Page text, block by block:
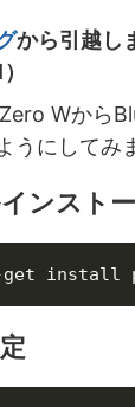
から引越し
Wから
うにしてみ
ンスト